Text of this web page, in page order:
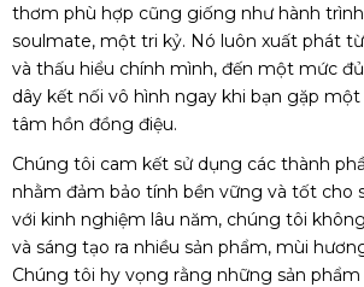
thơm phù hợp cũng giống như hành
soulmate, một tri kỷ. Nó luôn xuất phát
và thấu hiểu chính mình, đến một mức
dây kết nối vô hình ngay khi bạn gặp
tâm hồn đồng điệu.
Chúng tôi cam kết sử dụng các thành
nhằm đảm bảo tính bền vững và tốt cho
với kinh nghiệm lâu năm, chúng tôi
và sáng tạo ra nhiều sản phẩm, mùi
Chúng tôi hy vọng rằng những sản